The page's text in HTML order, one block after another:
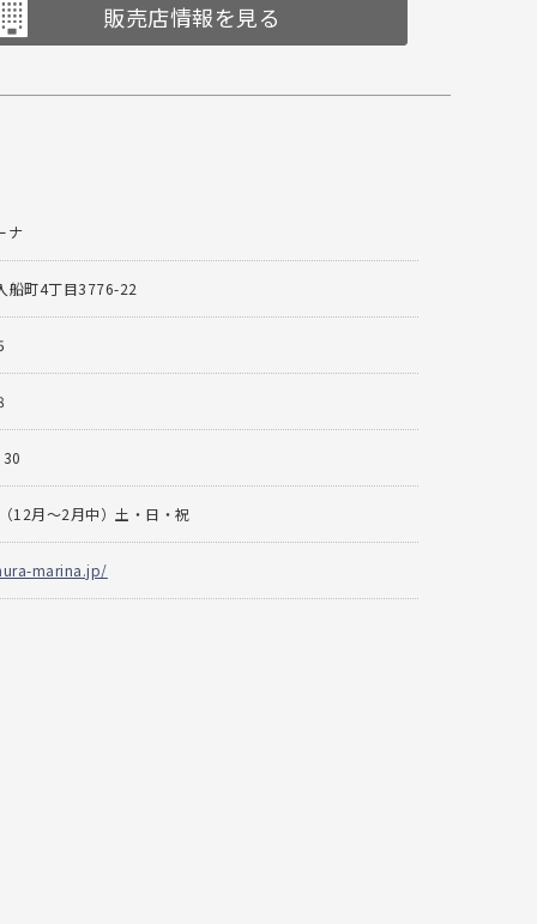
販売店情報を見る
ナ
船町4丁目3776-22
月～2月中）土・日・祝
marina.jp/